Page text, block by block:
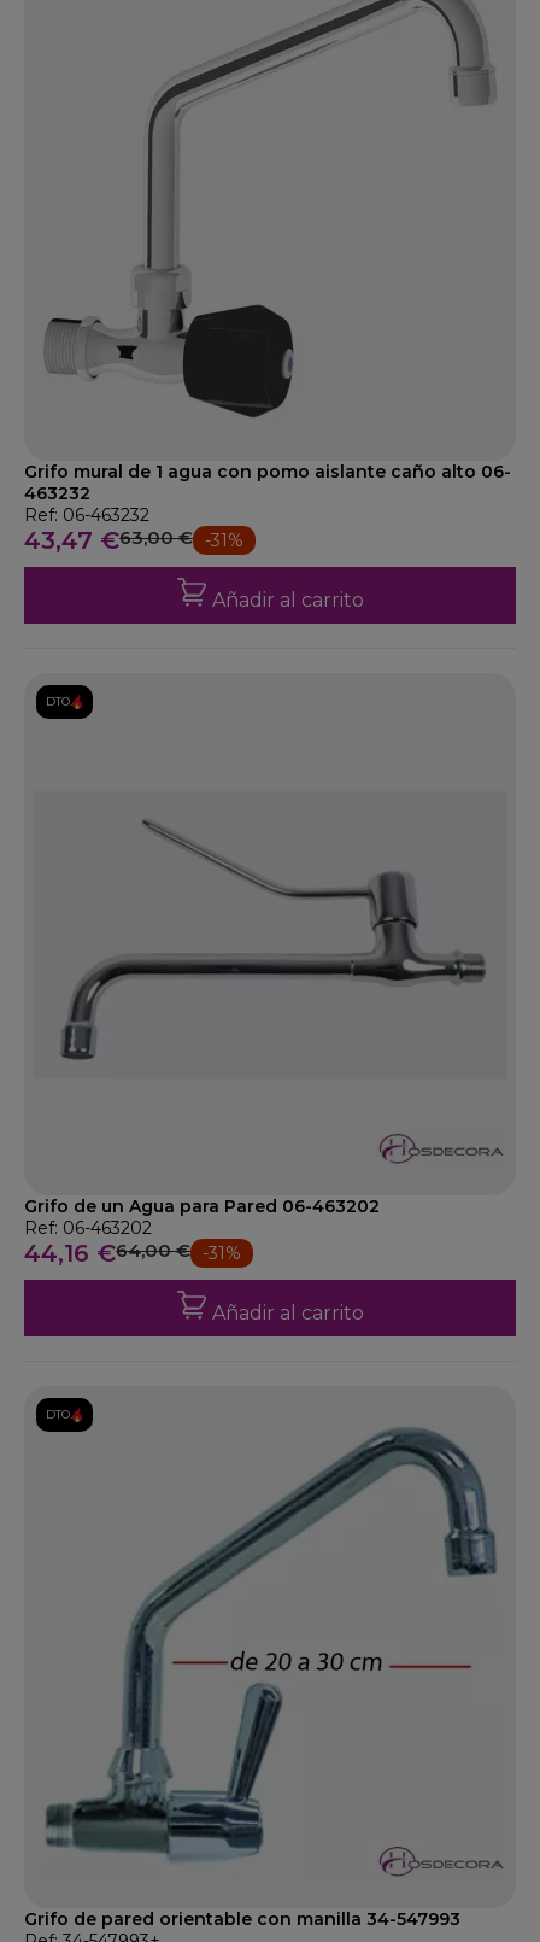
Grifo mural de 1 agua con pomo aislante caño alto 06-
463232
Ref: 06-463232
43,47 €63,00 € -31%
Añadir al carrito
DTO.
Grifo de un Agua para Pared 06-463202
Ref: 06-463202
44,16 €64,00 € -31%
Añadir al carrito
DTO.
Grifo de pared orientable con manilla 34-547993